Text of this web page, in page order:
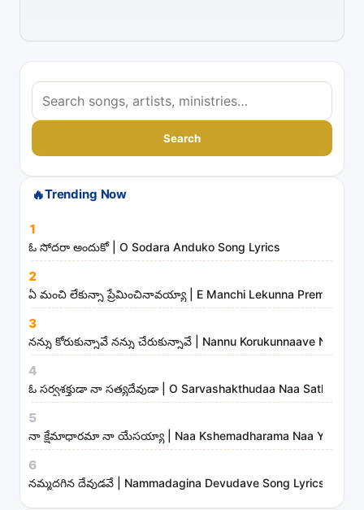
S
e
r
h
o
n
g
s
,
a
r
t
t
s
Search
🔥Trending Now
1
ఓ సోదరా అందుకో | O Sodara Anduko Song Lyrics
2
ఏ మంచి లేకున్నా ప్రేమించినావయ్యా | E Manchi Lekunna
3
నన్ను కోరుకున్నావే నన్ను చేరుకున్నావే | Nannu Korukunnaave Nannu
4
ఓ సర్వశక్తుడా నా సత్యదేవుడా | O Sarvashakthudaa Naa
5
నా క్షేమాధారమా నా యేసయ్యా | Naa Kshemadharama Naa Yesayya
6
నమ్మదగిన దేవుడవే | Nammadagina Devudave Song Lyrics